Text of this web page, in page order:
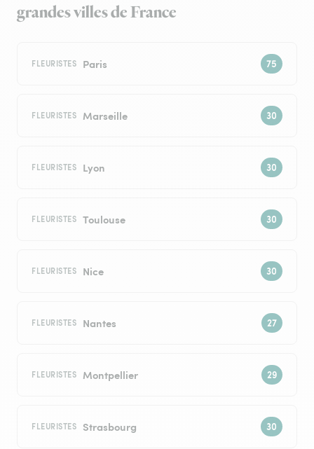
grandes villes de France
FLEURISTES Paris
FLEURISTES Marseille
FLEURISTES Lyon
FLEURISTES Toulouse
FLEURISTES Nice
FLEURISTES Nantes
FLEURISTES Montpellier
FLEURISTES Strasbourg